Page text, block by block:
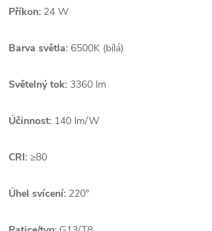
Příkon: 24 W
Barva světla: 6500K (bílá)
Světelný tok: 3360 lm
Účinnost: 140 lm/W
CRI: ≥80
Úhel svícení: 220°